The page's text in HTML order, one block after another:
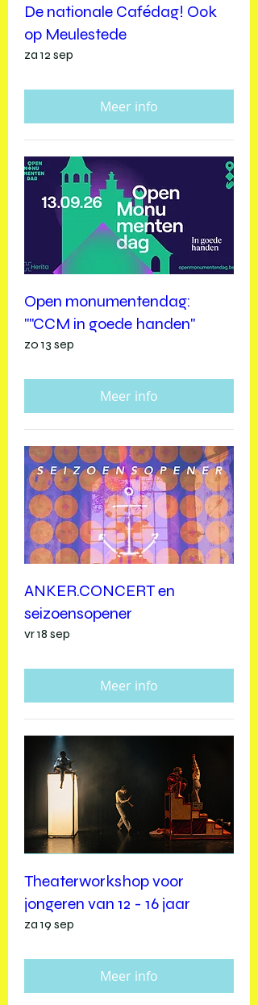
De nationale Cafédag! Ook
op Meulestede
za 12 sep
Meer info
Open monumentendag:
""CCM in goede handen"
zo 13 sep
Meer info
ANKER.CONCERT en
seizoensopener
vr 18 sep
Meer info
Theaterworkshop voor
jongeren van 12 - 16 jaar
za 19 sep
Meer info